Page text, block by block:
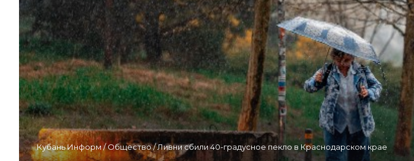
Кубань Информ/Общество/Ливни сбили 40-градусное пекло в Краснодарском крае